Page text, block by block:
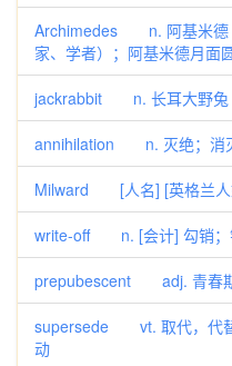
Archimedes n. 阿基米德
家、学者）；阿基米德月面
jackrabbit n. 长耳大野兔
annihilation n. 灭绝；消
Milward [人名] [英格兰人
write-off n. [会计] 勾销；
prepubescent adj. 青春
supersede vt. 取代，代
动